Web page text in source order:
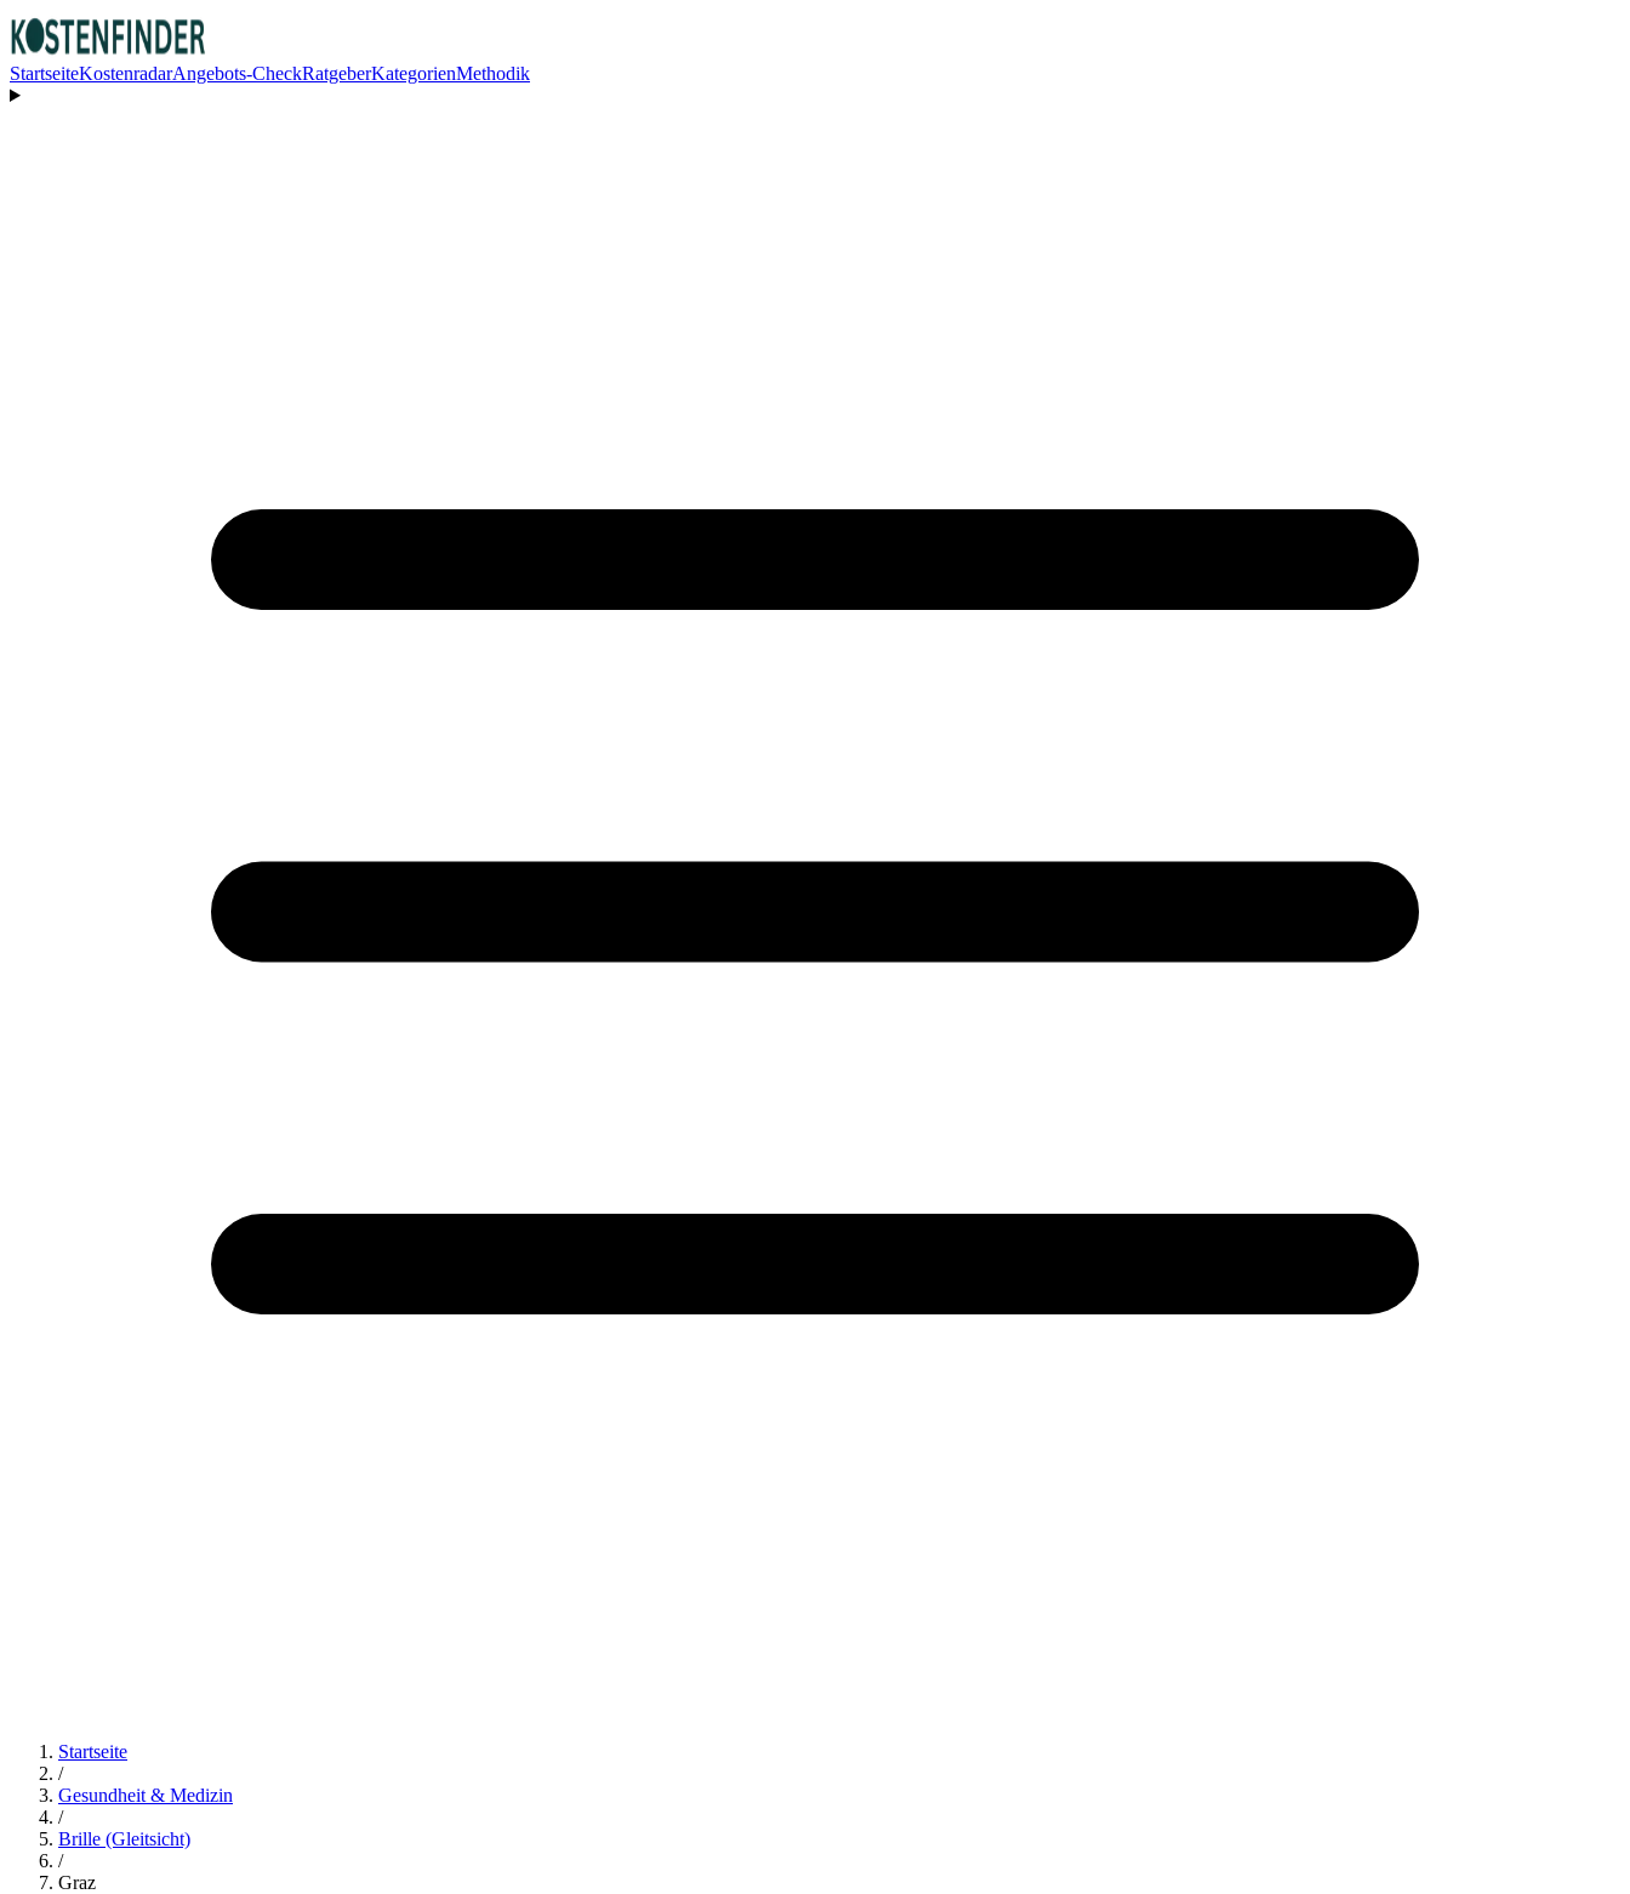
StartseiteKostenradarAngebots-CheckRatgeberKategorienMethodik
Startseite
/
Gesundheit & Medizin
/
Brille (Gleitsicht)
/
Graz